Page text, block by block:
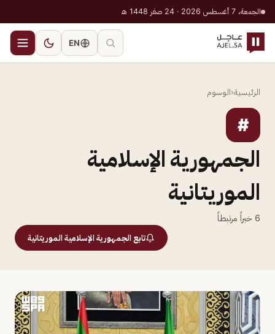
الجمعة، 7 أغسطس 2026 · 24 صفر 1448 هـ
EN
الرئيسية‹الوسوم
#
الجمهورية الإسلامية
الموريتانية
6 خبراً مرتبطاً
تابع الجمهورية الإسلامية الموريتانية